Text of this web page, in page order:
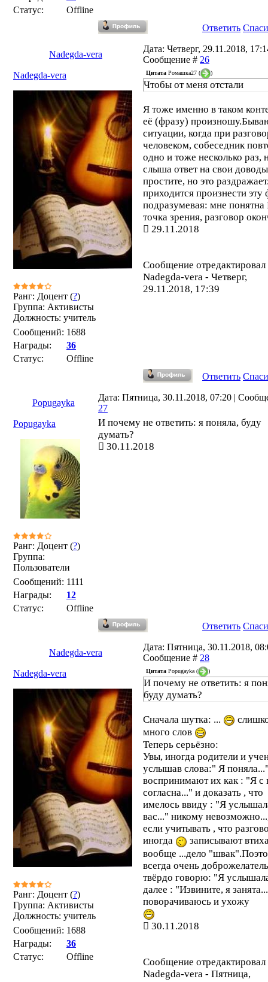
Статус:
Offline
Ответить
Nadegda-vera
Дата: Четверг, 29.11.2018,
Сообщение # 26
Nadegda-vera
Ранг: Доцент (?)
Группа: Активисты
Должность: учитель
Сообщений: 1688
Награды:
36
Статус:
Offline
Цитата Ромашка27 ( )
Чтобы от меня отстали
Я тоже именно в таком
её (фразу)
ситуации, когда при
человеком, собеседник
одно и тоже несколько раз,
слыша ответ на свои
простите, но это
приходится произнести эту
подразумевая: мне
точка зрения, разговор
29.11.2018
Сообщение отредактировал
Nadegda-vera - Четверг,
29.11.2018, 17:39
Ответить
Popugayka
Дата: Пятница, 30.11.2018, 07:20 |
27
Popugayka
Ранг: Доцент (?)
Группа:
Пользователи
Сообщений: 1111
Награды:
12
Статус:
Offline
И почему не ответить: я поняла, буду
думать?
30.11.2018
Ответить
Nadegda-vera
Дата: Пятница, 30.11.2018,
Сообщение # 28
Nadegda-vera
Ранг: Доцент (?)
Группа: Активисты
Должность: учитель
Сообщений: 1688
Награды:
36
Статус:
Offline
Цитата Popugayka ( )
И почему не ответить: я
буду думать?
Сначала шутка: ...
много слов
Теперь серьёзно:
Увы, иногда родители и
услышав слова:" Я
воспринимают их как : "Я с
согласна..." и доказать , что
имелось ввиду : "Я
вас..." никому
если учитывать , что
иногда
записывают
вообще ...дело
всегда очень
твёрдо говорю: "Я
далее : "Извините, я
поворачиваюсь и ухожу
30.11.2018
Сообщение отредактировал
Nadegda-vera - Пятница,